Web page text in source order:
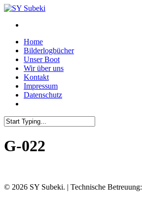
Skip
main
Menu
Home
Bilderlogbücher
Unser Boot
Wir über uns
Kontakt
Impressum
Datenschutz
Search
G-022
© 2026 SY Subeki. | Technische Betreuung: